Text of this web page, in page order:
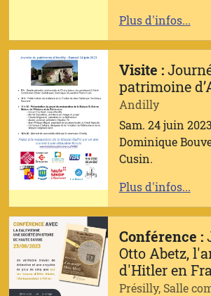
Plus d'infos...
Visite :
patrimoine
Andilly
Sam. 24 juin 2023
Dominique
Cusin.
Plus d'infos...
Conférence :
Otto Abetz,
d'Hitler en
Présilly, Salle